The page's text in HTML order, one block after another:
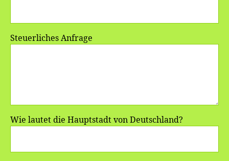
Steuerliches Anfrage
Wie lautet die Hauptstadt von Deutschland?